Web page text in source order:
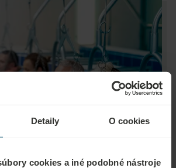
Detaily O cookies
cookies a iné podobné nástroje